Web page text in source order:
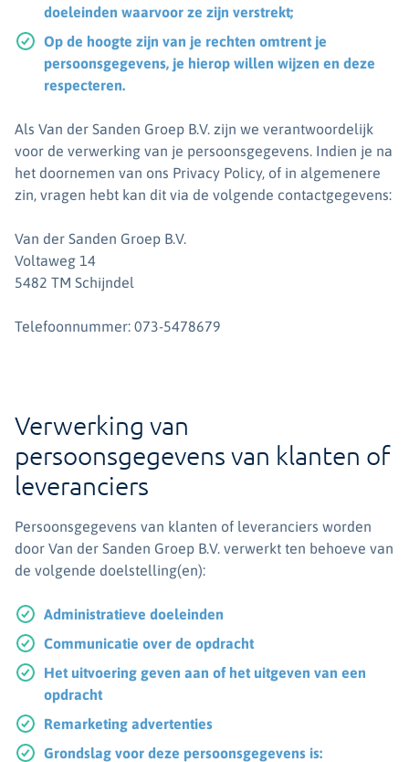
doeleinden waarvoor ze zijn verstrekt;
Op de hoogte zijn van je rechten omtrent je
persoonsgegevens, je hierop willen wijzen en deze
respecteren.
Als Van der Sanden Groep B.V. zijn we verantwoordelijk
voor de verwerking van je persoonsgegevens. Indien je na
het doornemen van ons Privacy Policy, of in algemenere
zin, vragen hebt kan dit via de volgende contactgegevens:
Van der Sanden Groep B.V.
Voltaweg 14
5482 TM Schijndel
Telefoonnummer: 073-5478679
Verwerking van
persoonsgegevens van klanten of
leveranciers
Persoonsgegevens van klanten of leveranciers worden
door Van der Sanden Groep B.V. verwerkt ten behoeve van
de volgende doelstelling(en):
Administratieve doeleinden
Communicatie over de opdracht
Het uitvoering geven aan of het uitgeven van een
opdracht
Remarketing advertenties
Grondslag voor deze persoonsgegevens is: